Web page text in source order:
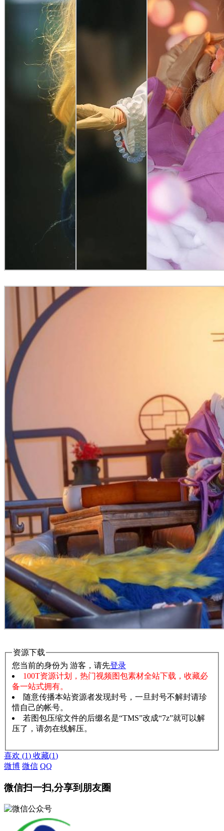
资源下载
您当前的身份为 游客，请先登录
100T资源计划，热门视频图包素材全站下载，收藏必
备一站式拥有。
随意传播本站资源者发现封号，一旦封号不解封请珍
惜自己的帐号。
若图包压缩文件的后缀名是“TMS”改成“7z”就可以解
压了，请勿在线解压。
喜欢 (1) 收藏(1)
微博 微信 QQ
微信扫一扫,分享到朋友圈